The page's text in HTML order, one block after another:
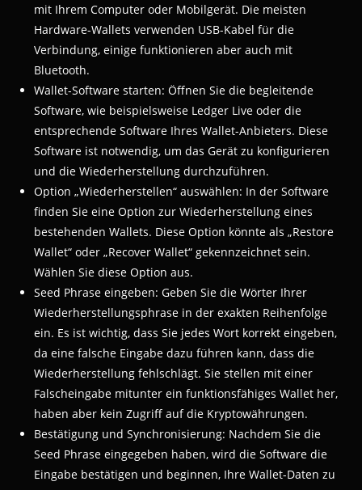
mit Ihrem Computer oder Mobilgerät. Die meisten
Hardware-Wallets verwenden USB-Kabel für die
Verbindung, einige funktionieren aber auch mit
Bluetooth.
Wallet-Software starten: Öffnen Sie die begleitende
Software, wie beispielsweise Ledger Live oder die
entsprechende Software Ihres Wallet-Anbieters. Diese
Software ist notwendig, um das Gerät zu konfigurieren
und die Wiederherstellung durchzuführen.
Option „Wiederherstellen“ auswählen: In der Software
finden Sie eine Option zur Wiederherstellung eines
bestehenden Wallets. Diese Option könnte als „Restore
Wallet“ oder „Recover Wallet“ gekennzeichnet sein.
Wählen Sie diese Option aus.
Seed Phrase eingeben: Geben Sie die Wörter Ihrer
Wiederherstellungsphrase in der exakten Reihenfolge
ein. Es ist wichtig, dass Sie jedes Wort korrekt eingeben,
da eine falsche Eingabe dazu führen kann, dass die
Wiederherstellung fehlschlägt. Sie stellen mit einer
Falscheingabe mitunter ein funktionsfähiges Wallet her,
haben aber kein Zugriff auf die Kryptowährungen.
Bestätigung und Synchronisierung: Nachdem Sie die
Seed Phrase eingegeben haben, wird die Software die
Eingabe bestätigen und beginnen, Ihre Wallet-Daten zu